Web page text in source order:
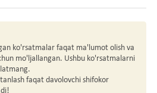
ko'rsatmalar faqat ma'lumot olish va
mo'ljallangan. Ushbu ko'rsatmalarni
faqat davolovchi shifokor